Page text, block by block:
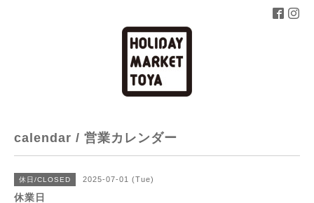
calendar / 営業カレンダー
休日/CLOSED 2025-07-01 (Tue)
休業日